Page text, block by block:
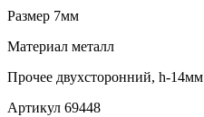
Размер 7мм
Материал металл
Прочее двухсторонний, h-14мм
Артикул 69448